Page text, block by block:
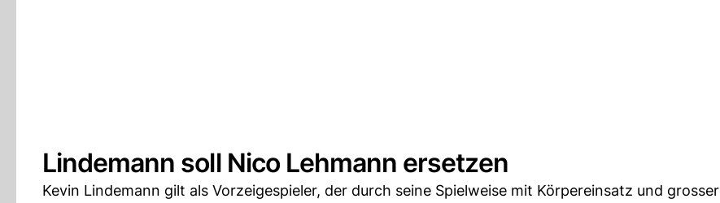
Lindemann soll Nico Lehmann ersetzen
Kevin Lindemann gilt als Vorzeigespieler, der durch seine Spielweise mit Körpereinsatz und grosser